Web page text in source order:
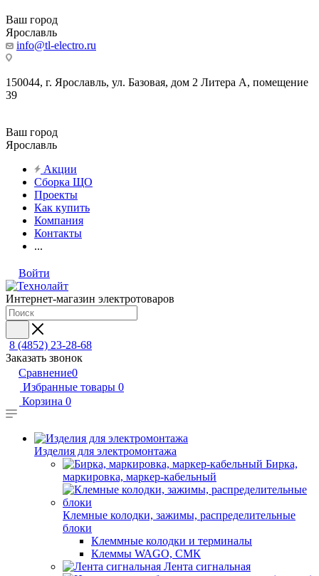
Ваш город
Ярославль
info@tl-electro.ru
150044, г. Ярославль, ул. Базовая, дом 2 Литера А, помещение
39
Ваш город
Ярославль
Акции
Сборка ЩО
Проекты
Как купить
Компания
Контакты
...
Войти
Интернет-магазин электротоваров
8 (4852) 23-28-68
Заказать звонок
Сравнение0
Избранные товары 0
Корзина 0
Изделия для электромонтажа
Бирка,
маркировка, маркер-кабельный
Клемные колодки, зажимы, распределительные
блоки
Клеммные колодки и терминалы
Клеммы WAGO, СМК
Лента сигнальная